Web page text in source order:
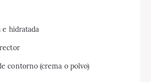
hidratada
contorno (crema o polvo)